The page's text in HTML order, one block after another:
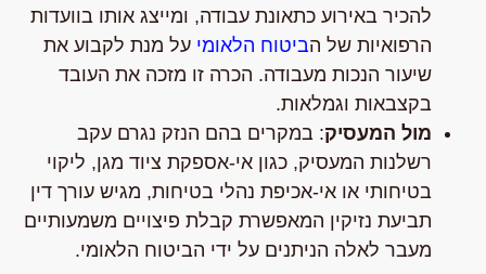
להכיר באירוע כתאונת עבודה, ומייצג אותו בוועדות
הרפואיות של הביטוח הלאומיעל מנת לקבוע את
שיעור הנכות מעבודה. הכרה זו מזכה את העובד
בקצבאות וגמלאות.
מול המעסיק: במקרים בהם הנזק נגרם עקב
רשלנות המעסיק, כגון אי-אספקת ציוד מגן, ליקוי
בטיחותי או אי-אכיפת נהלי בטיחות, מגיש עורך דין
תביעת נזיקין המאפשרת קבלת פיצויים משמעותיים
מעבר לאלה הניתנים על ידי הביטוח הלאומי.